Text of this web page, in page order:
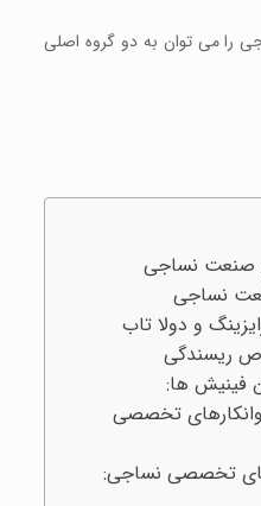
را می توان به دو گروه اصلی
صنعت نساجی
نساجی
و دولا تاب
ریسندگی
فینیش ها:
تخصصی
تخصصی نساجی: